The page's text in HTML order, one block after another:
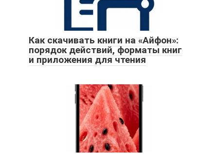
Как скачивать книги на «Айфон»:
порядок действий, форматы книг
и приложения для чтения